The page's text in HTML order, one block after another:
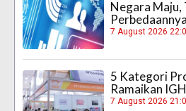
Negara Maju,
Perbedaannya
7 August 2026
5 Kategori
Ramaikan
7 August 2026